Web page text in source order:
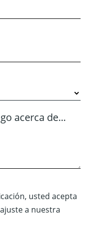
acerca de...
usted acepta
a nuestra